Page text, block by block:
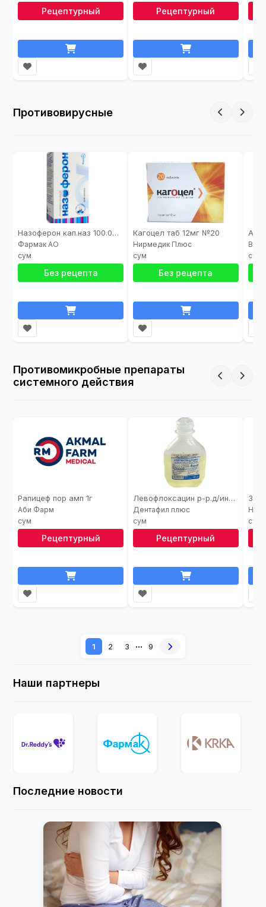
Рецептурный Рецептурный
Противовирусные
Назоферон кап.наз 100.000МЕ/мл 5мл
Фармак АО
Без рецепта
Кагоцел таб 12мг №20
Нирмедик Плюс
Без рецепта
Противомикробные препараты
системного действия
Рапицеф пор амп 1г
Аби Фарм
Рецептурный
Левофлоксацин р-р.д/инф 0,5% 100мл
Дентафил плюс
Рецептурный
1 2 3 ... 9
Наши партнеры
Последние новости